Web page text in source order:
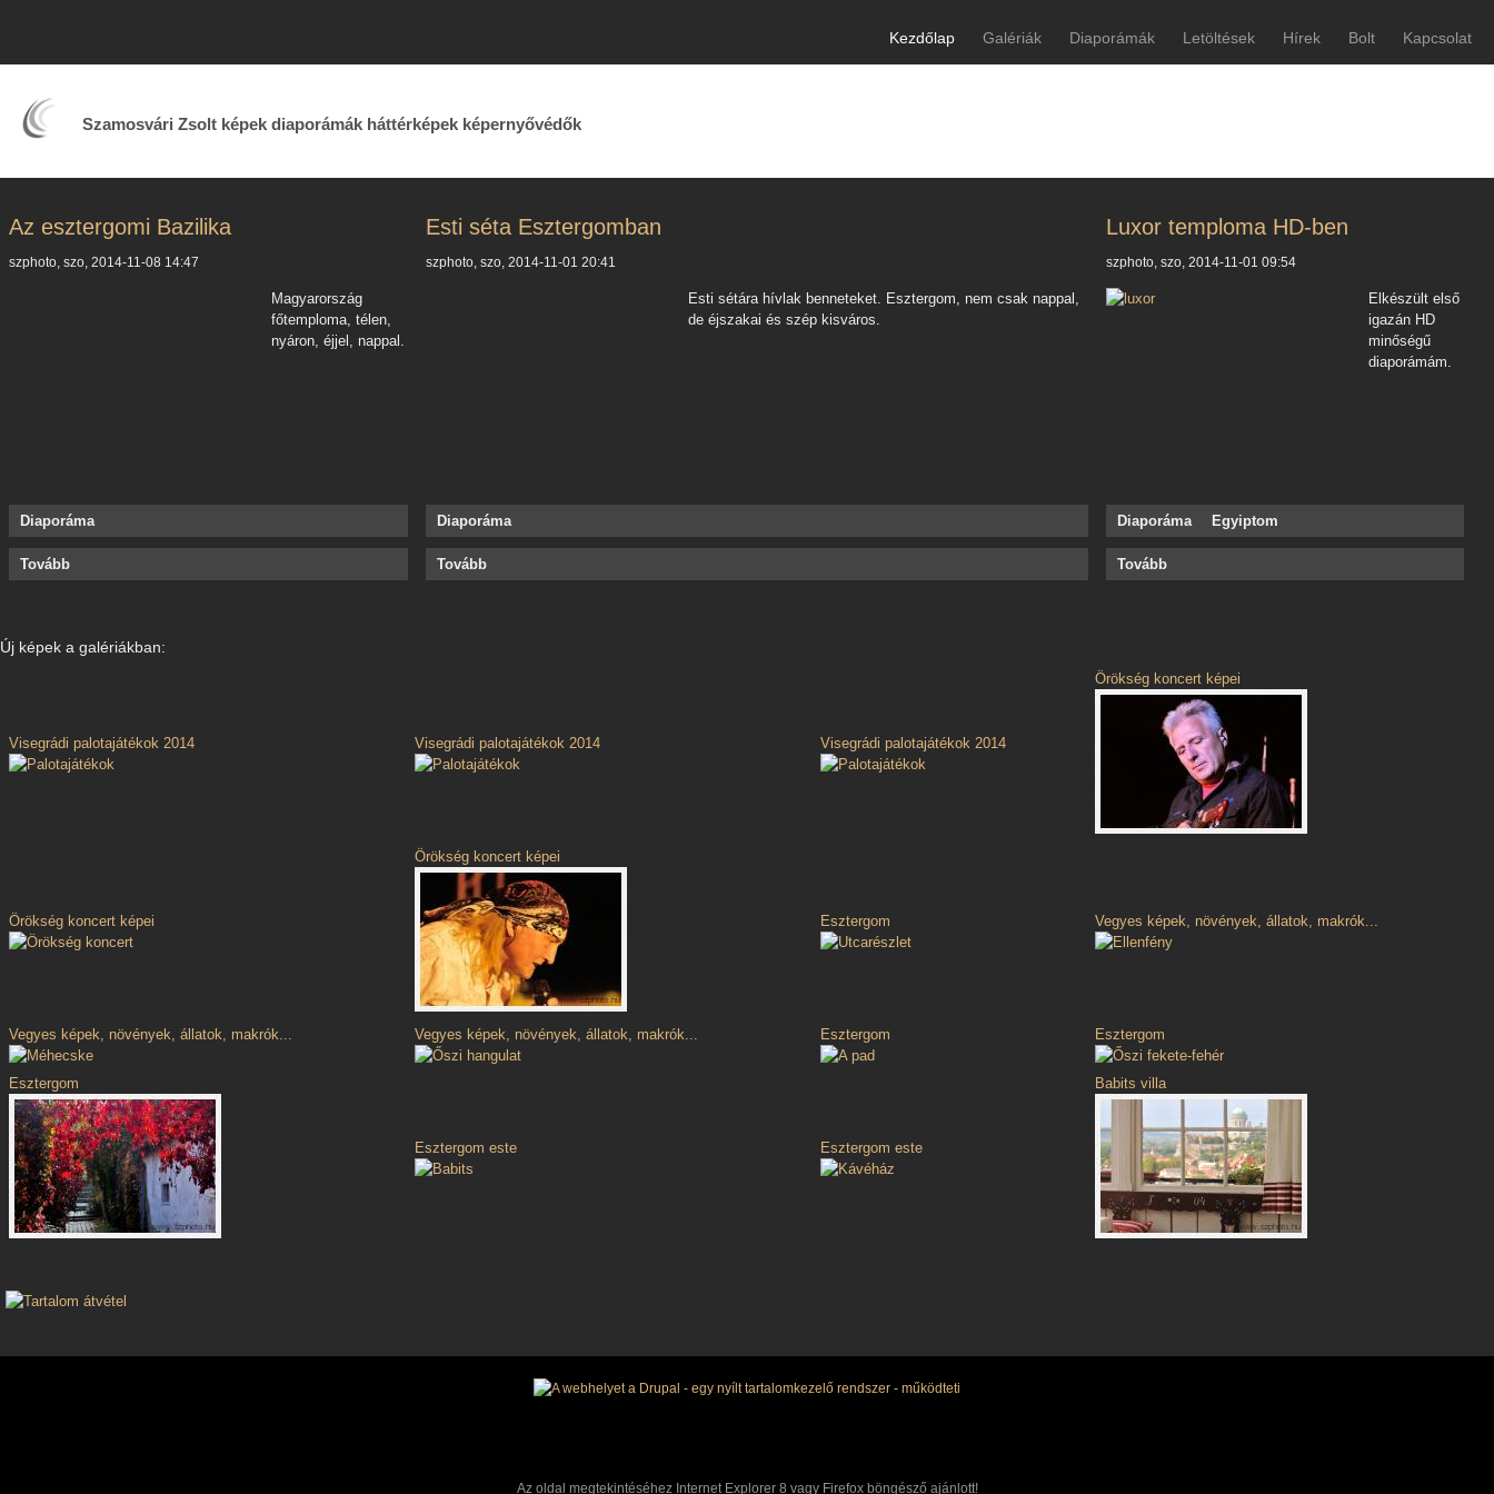
Kezdőlap Galériák Diaporámák Letöltések Hírek Bolt Kapcsolat
Szamosvári Zsolt képek diaporámák háttérképek képernyővédők
Az esztergomi Bazilika
szphoto, szo, 2014-11-08 14:47
Magyarország
főtemploma, télen,
nyáron, éjjel, nappal.
Diaporáma
Tovább
Esti séta Esztergomban
szphoto, szo, 2014-11-01 20:41
Esti sétára hívlak benneteket. Esztergom, nem csak nappal,
de éjszakai és szép kisváros.
Diaporáma
Tovább
Luxor temploma HD-ben
szphoto, szo, 2014-11-01 09:54
Elkészült első
igazán HD
minőségű
diaporámám.
Diaporáma Egyiptom
Tovább
Új képek a galériákban:
Visegrádi palotajátékok 2014 Visegrádi palotajátékok 2014 Visegrádi palotajátékok 2014
Örökség koncert képei
Örökség koncert képei
Örökség koncert képei
Esztergom Vegyes képek, növények, állatok, makrók...
Vegyes képek, növények, állatok, makrók... Vegyes képek, növények, állatok, makrók... Esztergom Esztergom
Esztergom
Esztergom este Esztergom este
Babits villa
Az oldal megtekintéséhez Internet Explorer 8 vagy Firefox böngésző ajánlott!